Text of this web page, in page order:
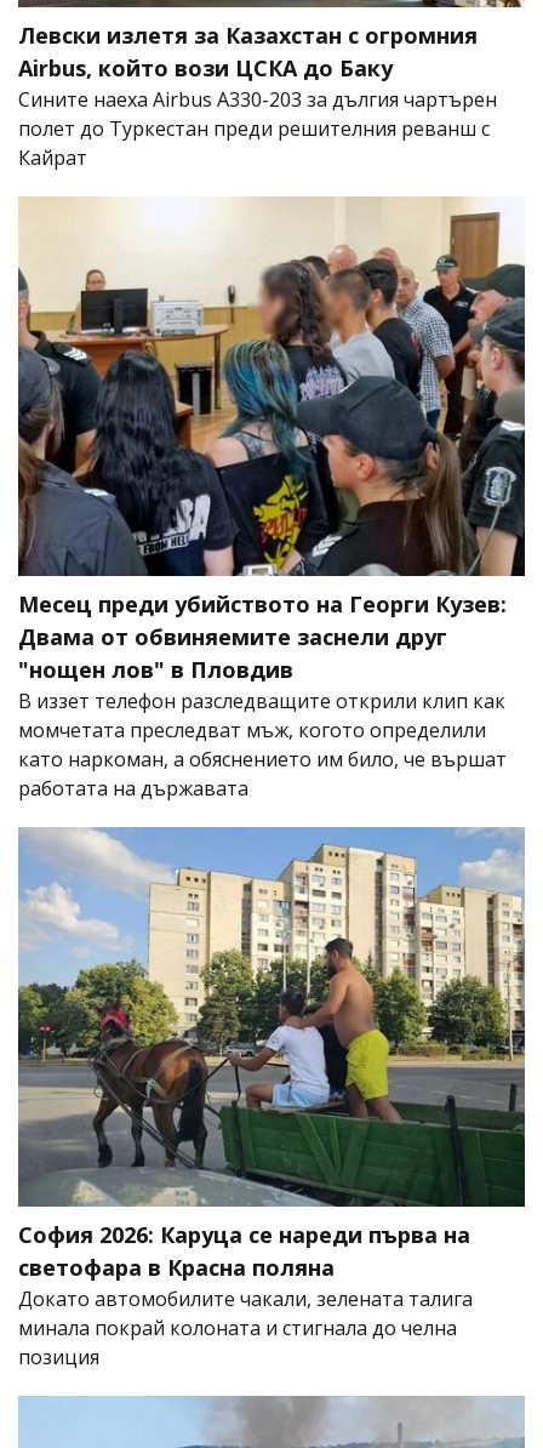
Левски излетя за Казахстан с огромния
Airbus, който вози ЦСКА до Баку
Сините наеха Airbus A330-203 за дългия чартърен
полет до Туркестан преди решителния реванш с
Кайрат
Месец преди убийството на Георги Кузев:
Двама от обвиняемите заснели друг
"нощен лов" в Пловдив
В иззет телефон разследващите открили клип как
момчетата преследват мъж, когото определили
като наркоман, а обяснението им било, че вършат
работата на държавата
София 2026: Каруца се нареди първа на
светофара в Красна поляна
Докато автомобилите чакали, зелената талига
минала покрай колоната и стигнала до челна
позиция